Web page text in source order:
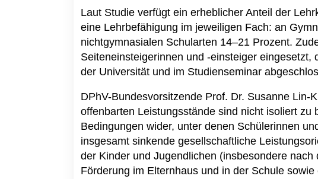
Laut Studie verfügt ein erheblicher Anteil der
eine Lehrbefähigung im jeweiligen Fach: an
nichtgymnasialen Schularten 14–21 Prozent.
Seiteneinsteigerinnen und -einsteiger
der Universität und im Studienseminar
DPhV-Bundesvorsitzende Prof. Dr. Susanne Lin-
offenbarten Leistungsstände sind nicht isoliert zu
Bedingungen wider, unter denen Schülerinnen
insgesamt sinkende gesellschaftliche
der Kinder und Jugendlichen (insbesondere
Förderung im Elternhaus und in der Schule